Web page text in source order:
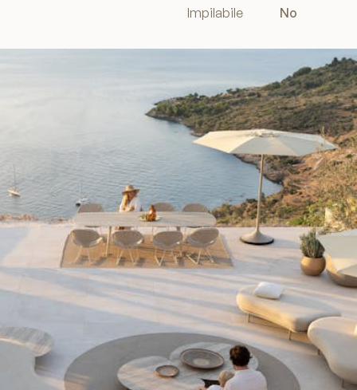
Impilabile No